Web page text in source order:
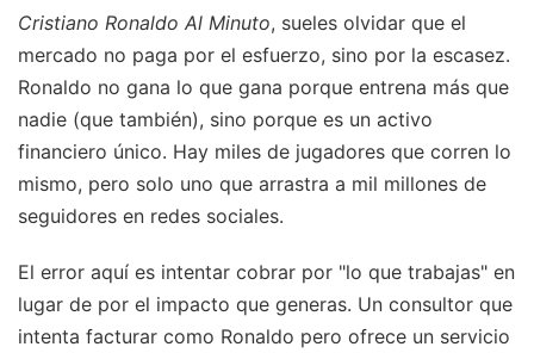
Cristiano Ronaldo Al Minuto, sueles olvidar que el
mercado no paga por el esfuerzo, sino por la escasez.
Ronaldo no gana lo que gana porque entrena más que
nadie (que también), sino porque es un activo
financiero único. Hay miles de jugadores que corren lo
mismo, pero solo uno que arrastra a mil millones de
seguidores en redes sociales.
El error aquí es intentar cobrar por "lo que trabajas" en
lugar de por el impacto que generas. Un consultor que
intenta facturar como Ronaldo pero ofrece un servicio